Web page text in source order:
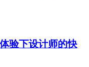
验下设计师的快